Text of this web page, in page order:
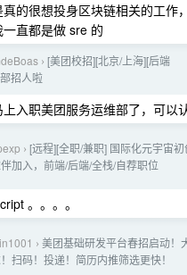
的很想投身区块链相关的工作
直都是做 sre 的
› [美团校招][北京/上海][后端
招人啦
入职美团服务运维部了，可以
› [远程][全职/兼职] 国际化元宇宙初
加入，前端/后端/全栈/自荐职位
。。。。
› 美团基础研发平台春招启动！
扫码！投递！简历内推筛选更快！